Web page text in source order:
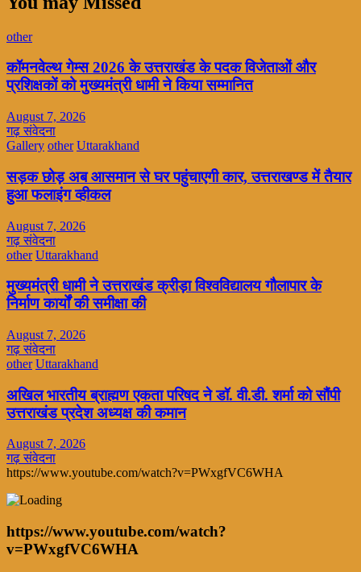
other
कॉमनवेल्थ गेम्स 2026 के उत्तराखंड के पदक विजेताओं और
प्रशिक्षकों को मुख्यमंत्री धामी ने किया सम्मानित
August 7, 2026
गढ़ संवेदना
Gallery other Uttarakhand
सड़क छोड़ अब आसमान से घर पहुंचाएगी कार, उत्तराखण्ड में तैयार
हुआ फलाइंग व्हीकल
August 7, 2026
गढ़ संवेदना
other Uttarakhand
मुख्यमंत्री धामी ने उत्तराखंड क्रीड़ा विश्वविद्यालय गौलापार के
निर्माण कार्यों की समीक्षा की
August 7, 2026
गढ़ संवेदना
other Uttarakhand
अखिल भारतीय ब्राह्मण एकता परिषद ने डॉ. वी.डी. शर्मा को सौंपी
उत्तराखंड प्रदेश अध्यक्ष की कमान
August 7, 2026
गढ़ संवेदना
https://www.youtube.com/watch?v=PWxgfVC6WHA
https://www.youtube.com/watch?
v=PWxgfVC6WHA